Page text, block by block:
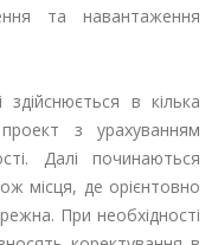
та навантаження
в кілька
з урахуванням
Далі починаються
місця, де орієнтовно
При необхідності